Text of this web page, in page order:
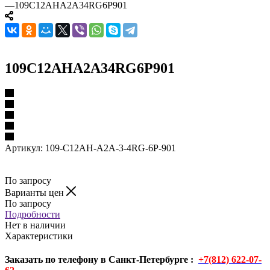
—109C12AHA2A34RG6P901
109C12AHA2A34RG6P901
Артикул: 109-C12AH-A2A-3-4RG-6P-901
По запросу
Варианты цен
По запросу
Подробности
Нет в наличии
Характеристики
Заказать по телефону в Санкт-Петербурге : +7(812) 622-07-